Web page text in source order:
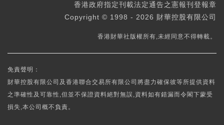
香港政府指定刊載法定通告之憲報刊登報章
Copyright © 1998 - 2026 財華控股有限公司
香港財華社版權所有,未經同意不得轉載。
免責聲明：
財華控股有限公司及香港聯合交易所有限公司將盡力確保彼等所提供資料
之準確性及可靠性,但並不保證資料絕對無誤,資料如有錯漏而令閣下蒙受
損失,本公司概不負責。